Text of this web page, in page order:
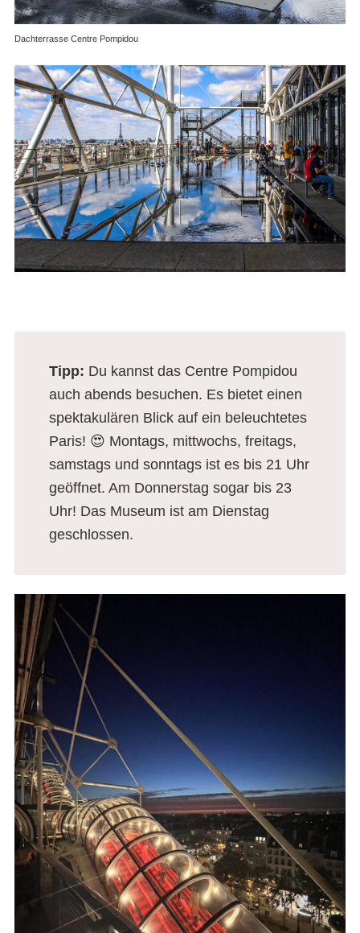
Dachterrasse Centre Pompidou
Tipp: Du kannst das Centre Pompidou
auch abends besuchen. Es bietet einen
spektakulären Blick auf ein beleuchtetes
Paris! 😍 Montags, mittwochs, freitags,
samstags und sonntags ist es bis 21 Uhr
geöffnet. Am Donnerstag sogar bis 23
Uhr! Das Museum ist am Dienstag
geschlossen.